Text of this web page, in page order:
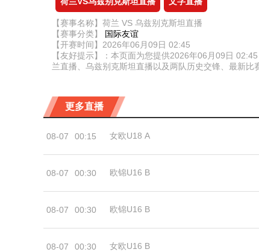
【赛事名称】荷兰 VS 乌兹别克斯坦直播
【赛事分类】 国际友谊
【开赛时间】2026年06月09日 02:45
【友好提示】：本页面为您提供2026年06月09日
兰直播、乌兹别克斯坦直播以及两队历史交锋、最新
更多直播
08-07 00:15 女欧U18 A
08-07 00:30 欧锦U16 B
08-07 00:30 欧锦U16 B
08-07 00:30 女欧U16 B